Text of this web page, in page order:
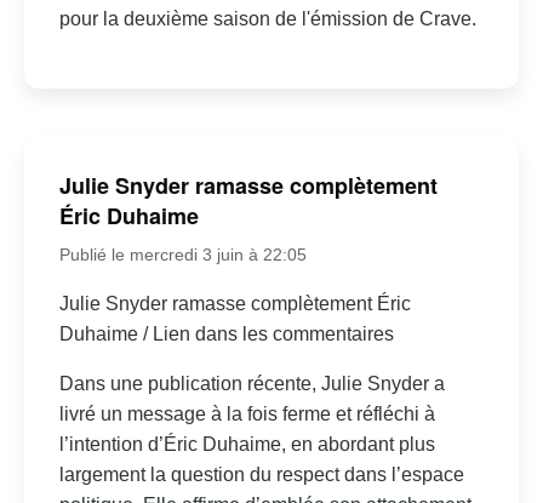
pour la deuxième saison de l'émission de Crave.
Julie Snyder ramasse complètement
Éric Duhaime
Publié le mercredi 3 juin à 22:05
Julie Snyder ramasse complètement Éric
Duhaime / Lien dans les commentaires
Dans une publication récente, Julie Snyder a
livré un message à la fois ferme et réfléchi à
l’intention d’Éric Duhaime, en abordant plus
largement la question du respect dans l’espace